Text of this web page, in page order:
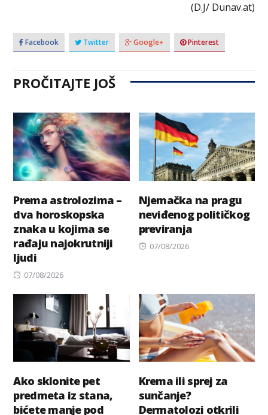
(D.J/ Dunav.at)
Facebook Twitter Google+ Pinterest
PROČITAJTE JOŠ
Prema astrolozima –
dva horoskopska
znaka u kojima se
rađaju najokrutniji
ljudi
Posted
07/08/2026
Njemačka na pragu
neviđenog političkog
previranja
Posted
07/08/2026
Ako sklonite pet
predmeta iz stana,
bićete manje pod
Krema ili sprej za
sunčanje?
Dermatolozi otkrili